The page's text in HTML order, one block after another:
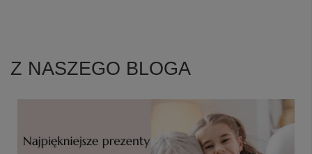
Z NASZEGO BLOGA